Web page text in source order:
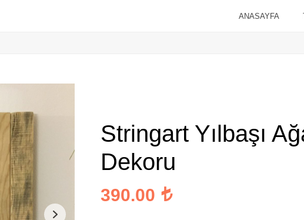
ANASAYFA
Stringart Yılbaşı
Dekoru
390.00